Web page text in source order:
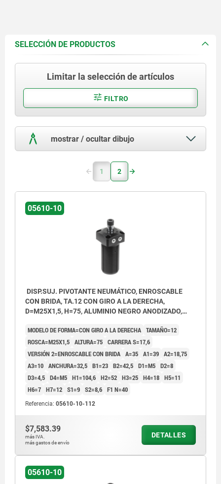
SELECCIÓN DE PRODUCTOS
Limitar la selección de artículos
FILTRO
mostrar / ocultar dibujo
1) Sujetar
3) Carrera de giro
4) Carrera de sujeción
5) Suelto
1 2
05610-10
DISP.SUJ. PIVOTANTE NEUMÁTICO, ENROSCABLE
CON BRIDA, TA.12 CON GIRO A LA DERECHA,
D=M25X1,5, H=75, ALUMINIO NEGRO ANODIZADO,
MODELO DE FORMA=CON GIRO A LA DERECHA TAMAÑO=12
ROSCA=M25X1,5 ALTURA=75 CARRERA S=17,6
VERSIÓN 2=ENROSCABLE CON BRIDA A=35 A1=39 A2=18,75
A3=10 ANCHURA=32,5 B1=23 B2=42,5 D1=M5 D2=8
D3=4,5 D4=M5 H1=104,6 H2=52 H3=25 H4=18 H5=11
H6=7 H7=12 S1=9 S2=8,6 F1 N=40
Referencia: 05610-10-112
$7,583.39
más IVA.
más gastos de envío
DETALLES
05610-10